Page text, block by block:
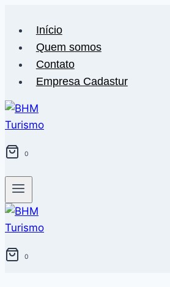
para
Conteúdo
Início
Quem somos
Contato
Empresa Cadastur
0
0